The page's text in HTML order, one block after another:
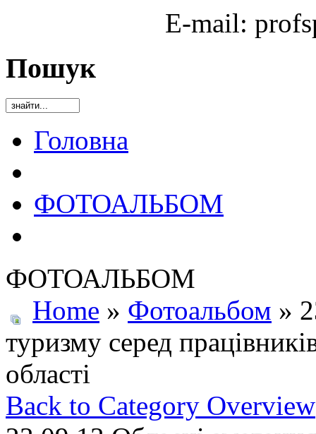
E-mail:
Пошук
Головна
ФОТОАЛЬБОМ
ФОТОАЛЬБОМ
Home » Фотоальбом »
туризму серед
області
Back to Category Overview